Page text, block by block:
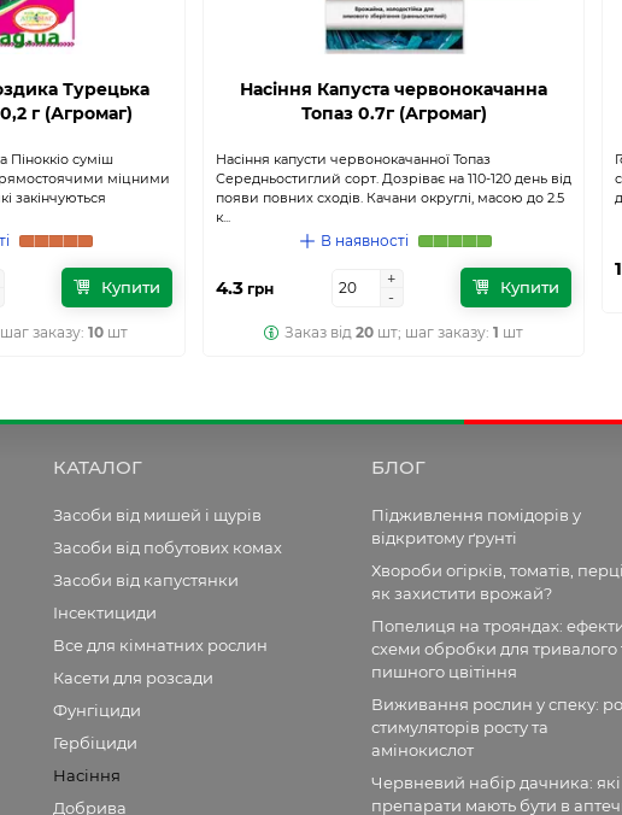
Турецька
г (Агромаг)
Піноккіо суміш
міцними
закінчуються
Купити
заказу: 10 шт
Насіння Капуста червонокачанна
Топаз 0.7г (Агромаг)
Насіння капусти червонокачанної Топаз
Середньостиглий сорт. Дозріває на 110-120 день від
появи повних сходів. Качани округлі, масою до 2.5
к...
В наявності
4.3 грн
+
-
+
-
Купити
Заказ від 20 шт; шаг заказу: 1 шт
КАТАЛОГ
Засоби від мишей і щурів
Засоби від побутових комах
Засоби від капустянки
Інсектициди
Все для кімнатних рослин
Касети для розсади
Фунгіциди
Гербіциди
Насіння
Добрива
БЛОГ
Підживлення помідорів у
відкритому ґрунті
Хвороби огірків, томатів,
як захистити врожай?
Попелиця на трояндах:
схеми обробки для тривалого
пишного цвітіння
Виживання рослин у спеку:
стимуляторів росту та
амінокислот
Червневий набір дачника: які
препарати мають бути в